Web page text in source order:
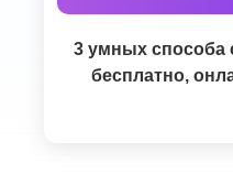
3 умных способа
бесплатно,